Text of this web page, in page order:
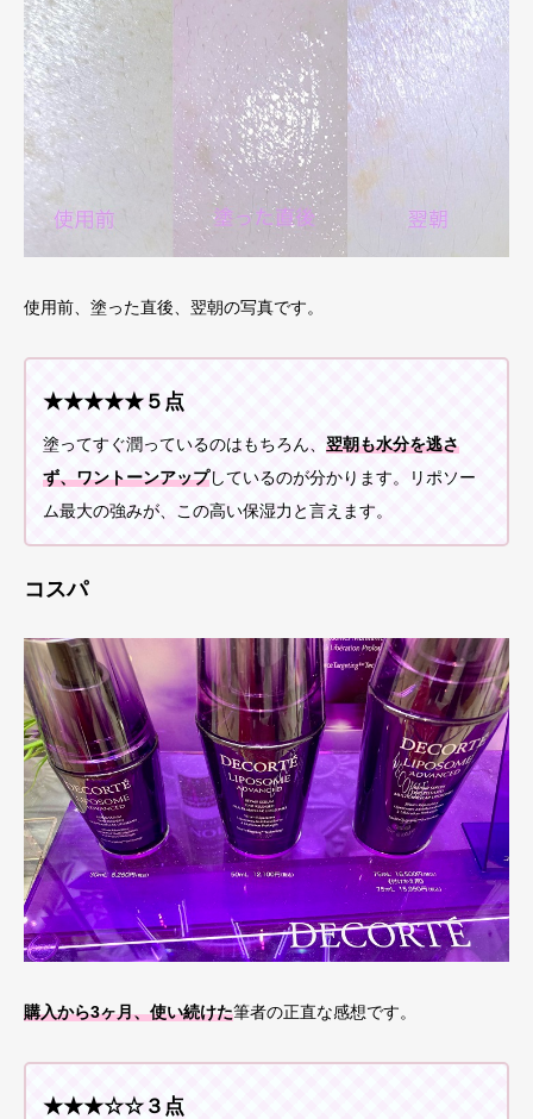
使用前、塗った直後、翌朝の写真です。
★★★★★５点
塗ってすぐ潤っているのはもちろん、 翌朝も水分を逃さ
ず、ワントーンアップしているのが分かります。リポソー
ム最大の強みが、この高い保湿力と言えます。
コスパ
購入から3ヶ月、使い続けた筆者の正直な感想です。
★★★☆☆３点